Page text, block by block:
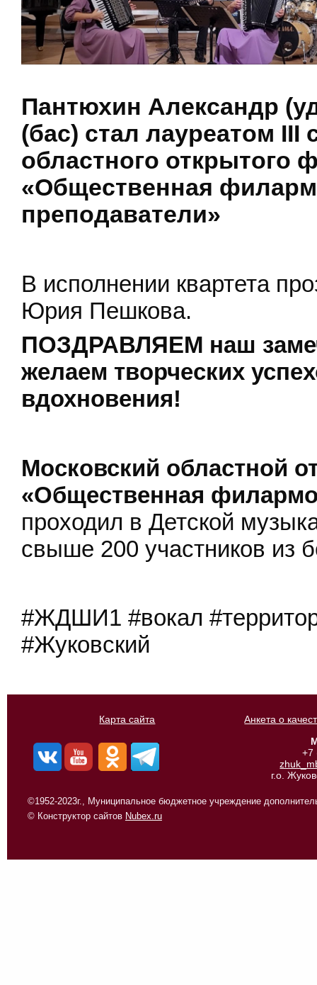
Пантюхин Александр
(бас) стал лауреатом III
областного открытого
«Общественная
преподаватели»
В исполнении квартета
Юрия Пешкова.
ПОЗДРАВЛЯЕМ наш
желаем творческих
вдохновения!
Московский областной
«Общественная
проходил в Детской
свыше 200 участников из
#ЖДШИ1 #вокал
#Жуковский
Карта сайта
Анкета о
+7
г.о.
©1952-2023г., Муниципальное бюджетное учреждение
© Конструктор сайтов Nubex.ru